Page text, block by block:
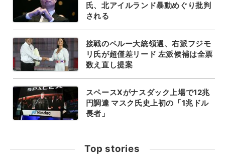
氏、北アイルランド暴動めぐり批判
される
接戦のペルー大統領選、右派フジモ
リ氏が超僅差リード 左派候補は全票
数え直し提案
スペースXがナスダック上場で12兆
円調達 マスク氏史上初の「1兆ドル
長者」
Top stories